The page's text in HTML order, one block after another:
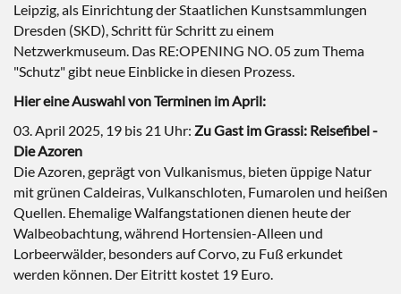
Leipzig, als Einrichtung der Staatlichen Kunstsammlungen
Dresden (SKD), Schritt für Schritt zu einem
Netzwerkmuseum. Das RE:OPENING NO. 05 zum Thema
"Schutz" gibt neue Einblicke in diesen Prozess.
Hier eine Auswahl von Terminen im April:
03. April 2025, 19 bis 21 Uhr: Zu Gast im Grassi: Reisefibel -
Die Azoren
Die Azoren, geprägt von Vulkanismus, bieten üppige Natur
mit grünen Caldeiras, Vulkanschloten, Fumarolen und heißen
Quellen. Ehemalige Walfangstationen dienen heute der
Walbeobachtung, während Hortensien-Alleen und
Lorbeerwälder, besonders auf Corvo, zu Fuß erkundet
werden können. Der Eitritt kostet 19 Euro.